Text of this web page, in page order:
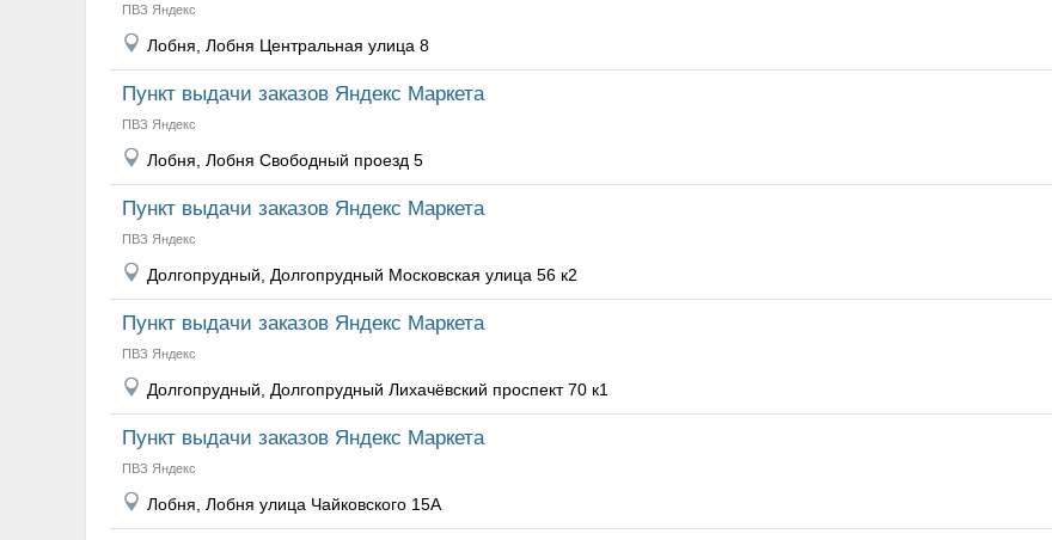
ПВЗ Яндекс
Лобня, Лобня Центральная улица 8
Пункт выдачи заказов Яндекс Маркета
ПВЗ Яндекс
Лобня, Лобня Свободный проезд 5
Пункт выдачи заказов Яндекс Маркета
ПВЗ Яндекс
Долгопрудный, Долгопрудный Московская улица 56 к2
Пункт выдачи заказов Яндекс Маркета
ПВЗ Яндекс
Долгопрудный, Долгопрудный Лихачёвский проспект 70 к1
Пункт выдачи заказов Яндекс Маркета
ПВЗ Яндекс
Лобня, Лобня улица Чайковского 15А